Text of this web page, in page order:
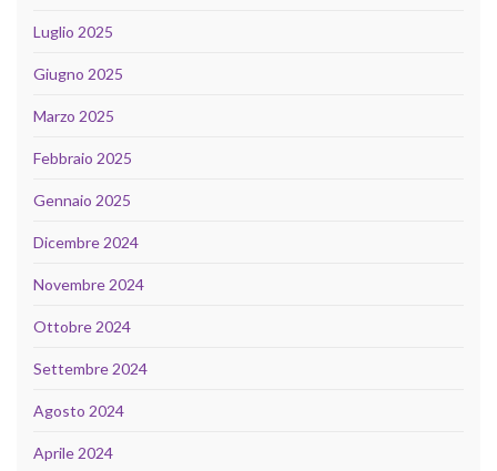
Luglio 2025
Giugno 2025
Marzo 2025
Febbraio 2025
Gennaio 2025
Dicembre 2024
Novembre 2024
Ottobre 2024
Settembre 2024
Agosto 2024
Aprile 2024